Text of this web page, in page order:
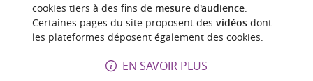
LIRE TOUS LES AVIS
ECRIRE UN AVIS
© Google 2026
cookies tiers à des fins de mesure d'audience.
Certaines pages du site proposent des vidéosdont
les plateformes déposent également des cookies.
EN SAVOIR PLUS